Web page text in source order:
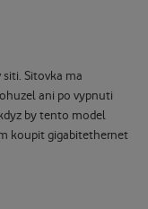
Sitovka ma
ani po vypnuti
by tento model
koupit gigabitethernet